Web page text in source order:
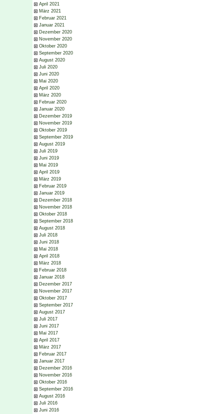
April 2021
März 2021
Februar 2021
Januar 2021
Dezember 2020
November 2020
Oktober 2020
September 2020
August 2020
Juli 2020
Juni 2020
Mai 2020
April 2020
März 2020
Februar 2020
Januar 2020
Dezember 2019
November 2019
Oktober 2019
September 2019
August 2019
Juli 2019
Juni 2019
Mai 2019
April 2019
März 2019
Februar 2019
Januar 2019
Dezember 2018
November 2018
Oktober 2018
September 2018
August 2018
Juli 2018
Juni 2018
Mai 2018
April 2018
März 2018
Februar 2018
Januar 2018
Dezember 2017
November 2017
Oktober 2017
September 2017
August 2017
Juli 2017
Juni 2017
Mai 2017
April 2017
März 2017
Februar 2017
Januar 2017
Dezember 2016
November 2016
Oktober 2016
September 2016
August 2016
Juli 2016
Juni 2016